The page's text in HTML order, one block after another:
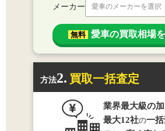
メーカー 愛車のメーカーを選択
無料 愛車の買取相場
方法2. 買取一括査定
業界最大級の加
最大12社の一